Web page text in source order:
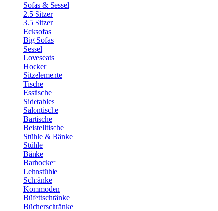
Sofas & Sessel
2.5 Sitzer
3.5 Sitzer
Ecksofas
Big Sofas
Sessel
Loveseats
Hocker
Sitzelemente
Tische
Esstische
Sidetables
Salontische
Bartische
Beistelltische
Stühle & Bänke
Stühle
Bänke
Barhocker
Lehnstühle
Schränke
Kommoden
Büfettschränke
Bücherschränke